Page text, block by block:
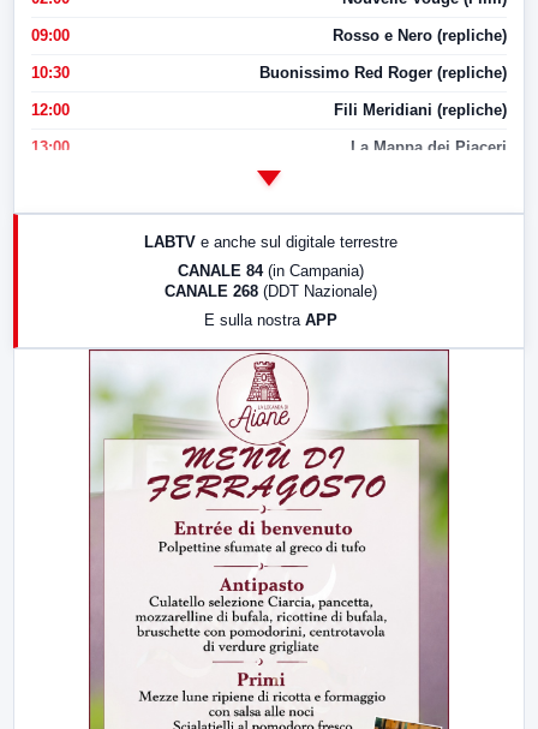
09:00 Rosso e Nero (repliche)
10:30 Buonissimo Red Roger (repliche)
12:00 Fili Meridiani (repliche)
13:00 La Mappa dei Piaceri
LABTV e anche sul digitale terrestre
CANALE 84 (in Campania)
CANALE 268 (DDT Nazionale)
E sulla nostra APP